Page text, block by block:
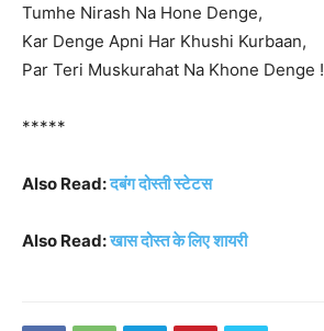
Tumhe Nirash Na Hone Denge,
Kar Denge Apni Har Khushi Kurbaan,
Par Teri Muskurahat Na Khone Denge !
*****
Also Read:दबंग दोस्ती स्टेटस
Also Read:खास दोस्त के लिए शायरी